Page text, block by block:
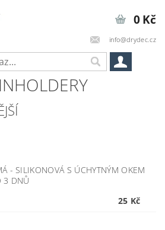
info@drydec.cz
0 Kč
- SILIKONOVÁ S ÚCHYTNÝM OKEM
3 DNŮ
25 Kč